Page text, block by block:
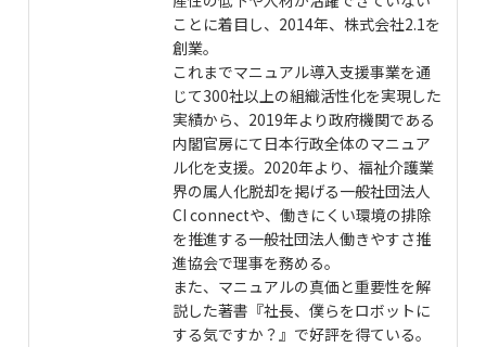
ことに着目し、2014年、株式会社2.1を
創業。
これまでマニュアル導入支援事業を通
じて300社以上の組織活性化を実現した
実績から、2019年より政府機関である
内閣官房にて日本行政全体のマニュア
ル化を支援。2020年より、福祉介護業
界の属人化脱却を掲げる一般社団法人
CI connectや、働きにくい環境の排除
を推進する一般社団法人働きやすさ推
進協会で理事を務める。
また、マニュアルの真価と重要性を解
説した著書『社長、僕らをロボットに
する気ですか？』で好評を得ている。